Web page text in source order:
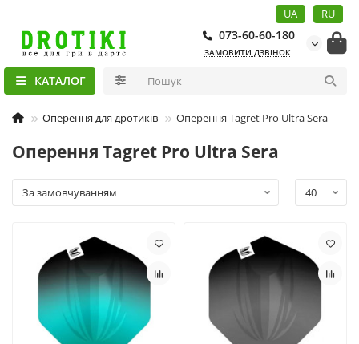
UA RU
073-60-60-180
ЗАМОВИТИ ДЗВІНОК
КАТАЛОГ
Оперення для дротиків Оперення Tagret Pro Ultra Sera
Оперення Tagret Pro Ultra Sera